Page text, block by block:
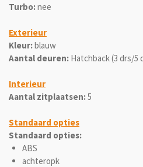
Turbo:nee
Exterieur
Kleur:blauw
Aantal deuren: Hatchback (3 drs/5
Interieur
Aantal zitplaatsen:5
Standaard opties
Standaard opties:
ABS
achteropk